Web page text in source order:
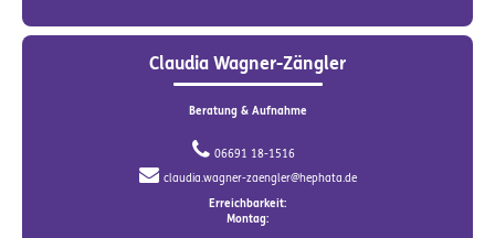
Claudia Wagner-Zängler
Beratung & Aufnahme
06691 18-1516
claudia.wagner-zaengler@hephata.de
Erreichbarkeit:
Montag: